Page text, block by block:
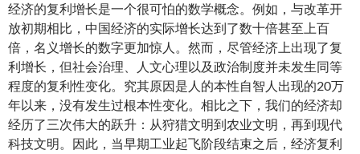
经济的复利增长是一个很可怕的数学概念。例如，与改革开
放初期相比，中国经济的实际增长达到了数十倍甚至上百
倍，名义增长的数字更加惊人。然而，尽管经济上出现了复
利增长，但社会治理、人文心理以及政治制度并未发生同等
程度的复利性变化。究其原因是人的本性自智人出现的20万
年以来，没有发生过根本性变化。相比之下，我们的经济却
经历了三次伟大的跃升：从狩猎文明到农业文明，再到现代
科技文明。因此，当早期工业起飞阶段结束之后，经济复利